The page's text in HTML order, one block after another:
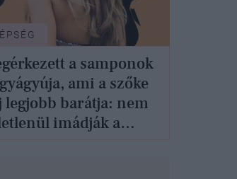
a samponok
ami a szőke
legjobb barátja: nem
imádják a